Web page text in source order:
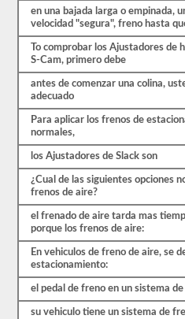
más.
total
de
preguntas
en
examen
de
frenos
de
aire,
debe
obtener
80%
25)
aprobar
en una bajada larga o empinada,
velocidad "segura", freno hasta
To comprobar los Ajustadores
S-Cam, primero debe
antes de comenzar una colina,
adecuado
Para aplicar los frenos de
normales,
los Ajustadores de Slack son
¿Cual de las siguientes opciones
frenos de aire?
el frenado de aire tarda mas
porque los frenos de aire:
En vehiculos de freno de aire, se
estacionamiento:
el pedal de freno en un sistema
su vehiculo tiene un sistema de